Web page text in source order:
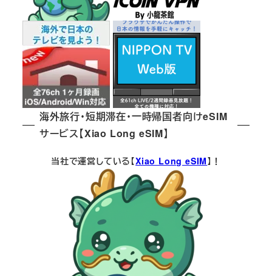
海外旅行・短期滞在・一時帰国者向けeSIM
サービス【Xiao Long eSIM】
当社で運営している【Xiao Long eSIM】！